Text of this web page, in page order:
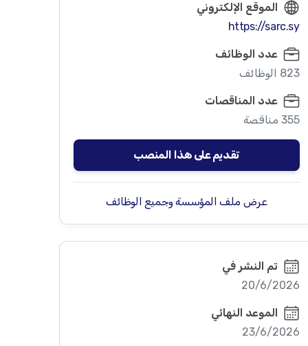
الموقع الإلكتروني
https://sarc.sy
عدد الوظائف
823 الوظائف
عدد المناقصات
355 مناقصة
تقديم على هذا المنصب
عرض ملف المؤسسة وجميع الوظائف
تم النشر في
20/6/2026
الموعد النهائي
23/6/2026